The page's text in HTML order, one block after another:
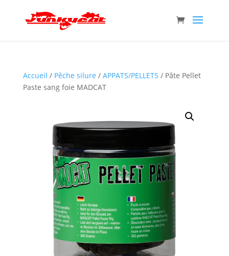
Accueil / Pêche silure / APPATS/PELLETS / Pâte Pellet
Paste sang foie MADCAT